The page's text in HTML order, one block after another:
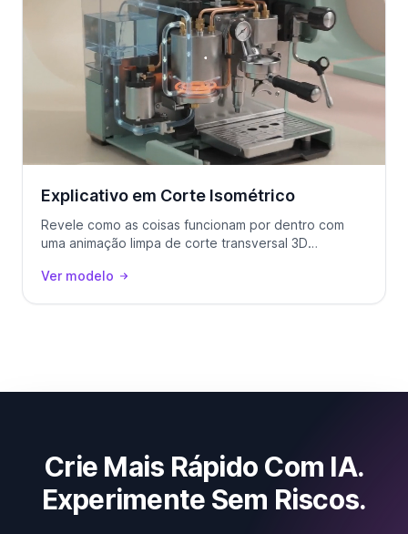
Explicativo em Corte Isométrico
Revele como as coisas funcionam por dentro com
uma animação limpa de corte transversal 3D
Ver modelo
Crie Mais Rápido Com IA.
Experimente Sem Riscos.